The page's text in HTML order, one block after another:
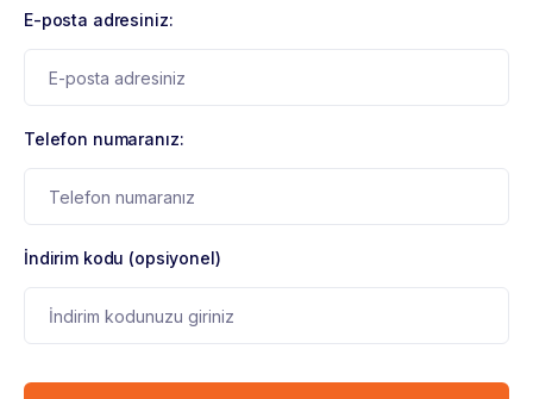
E-posta adresiniz:
Telefon numaranız:
İndirim kodu (opsiyonel)